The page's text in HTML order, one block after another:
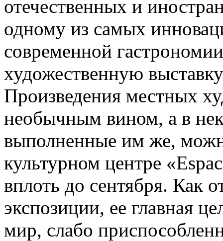
отечественных и
одному из самых
современной
художественную
Произведения местных
необычным вином, а в
выполненные им же,
культурном центре
вплоть до сентября. Как
экспозиции, ее главная
мир, слабо